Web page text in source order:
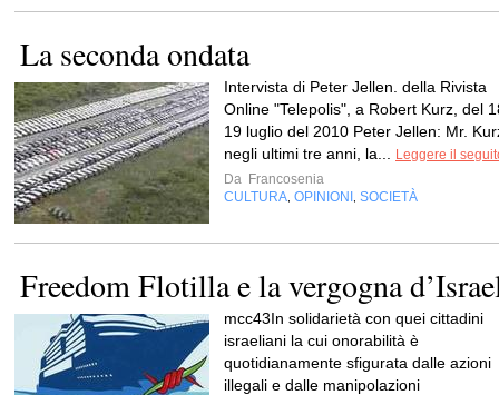
La seconda ondata
Intervista di Peter Jellen. della Rivista
Online "Telepolis", a Robert Kurz, del
19 luglio del 2010 Peter Jellen: Mr.
negli ultimi tre anni, la...
Leggere il
Da Francosenia
CULTURA OPINIONI SOCIETÀ
Freedom Flotilla e la vergogna
mcc43In solidarietà con quei cittadini
israeliani la cui onorabilità è
quotidianamente sfigurata dalle azioni
illegali e dalle manipolazioni